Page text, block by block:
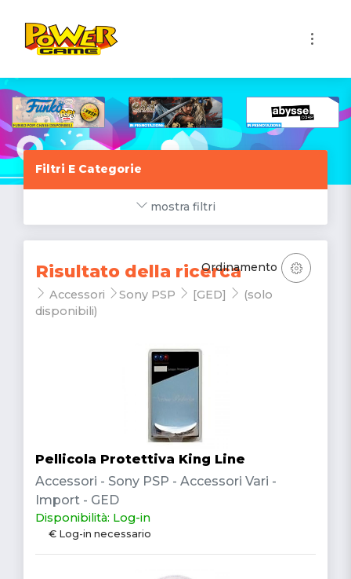
Filtri E Categorie
mostra filtri
Risultato della ricerca
Accessori Sony PSP [GED]
(solo
disponibili)
Ordinamento
Pellicola Protettiva King Line
Accessori - Sony PSP - Accessori Vari -
Import - GED
Disponibilità: Log-in
€ Log-in necessario